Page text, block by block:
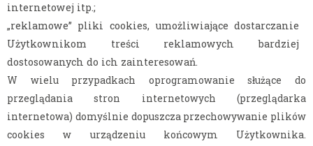
internetowej itp.;
„reklamowe” pliki cookies, umożliwiające dostarczanie
Użytkownikom treści reklamowych bardziej
dostosowanych do ich zainteresowań.
W wielu przypadkach oprogramowanie służące do
przeglądania stron internetowych (przeglądarka
internetowa) domyślnie dopuszcza przechowywanie plików
cookies w urządzeniu końcowym Użytkownika.